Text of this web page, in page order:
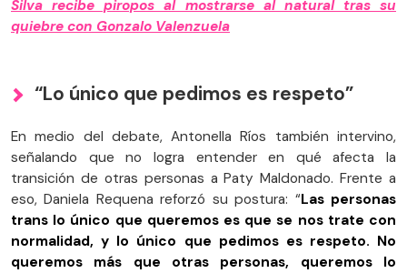
Silva recibe piropos al mostrarse al natural tras su
quiebre con Gonzalo Valenzuela
“Lo único que pedimos es respeto”
En medio del debate, Antonella Ríos también intervino,
señalando que no logra entender en qué afecta la
transición de otras personas a Paty Maldonado. Frente a
eso, Daniela Requena reforzó su postura: “Las personas
trans lo único que queremos es que se nos trate con
normalidad, y lo único que pedimos es respeto. No
queremos más que otras personas, queremos lo